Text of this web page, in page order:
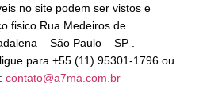
no site podem ser vistos e
fisico Rua Medeiros de
– São Paulo – SP .
para +55 (11) 95301-1796 ou
contato@a7ma.com.br